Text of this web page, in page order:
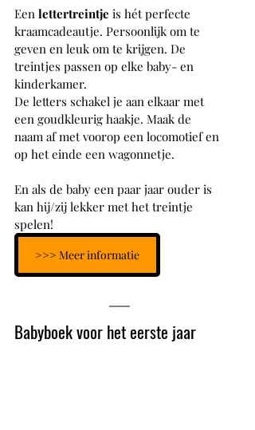
Een lettertreintje is hét perfecte
kraamcadeautje. Persoonlijk om te
geven en leuk om te krijgen. De
treintjes passen op elke baby- en
kinderkamer.
De letters schakel je aan elkaar met
een goudkleurig haakje. Maak de
naam af met voorop een locomotief en
op het einde een wagonnetje.
En als de baby een paar jaar ouder is
kan hij/zij lekker met het treintje
spelen!
>>> Meer informatie
Babyboek voor het eerste jaar